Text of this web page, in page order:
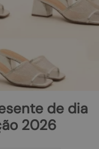
de dia
2026